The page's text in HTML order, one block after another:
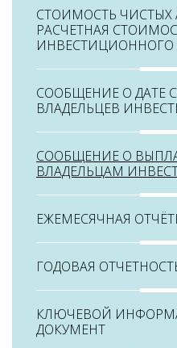
СТОИМОСТЬ ЧИСТЫХ
РАСЧЕТНАЯ
ИНВЕСТИЦИОННОГО
СООБЩЕНИЕ О ДАТЕ
ВЛАДЕЛЬЦЕВ
СООБЩЕНИЕ О
ВЛАДЕЛЬЦАМ
ЕЖЕМЕСЯЧНАЯ
ГОДОВАЯ
КЛЮЧЕВОЙ
ДОКУМЕНТ
Новости
Контакты